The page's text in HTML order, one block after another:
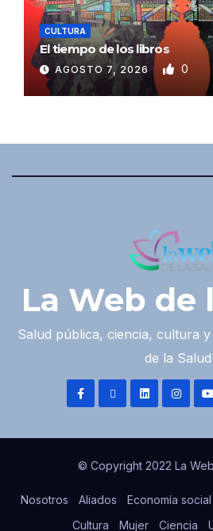
CULTURA
El tiempo de los libros
AGOSTO 7, 2026 0
La Web de
Salud pública, ciencia, cultura
de la Salud
© Copyright 2022 La
Nosotros Aliados Economía social
Cultura
Mujer Ciencia